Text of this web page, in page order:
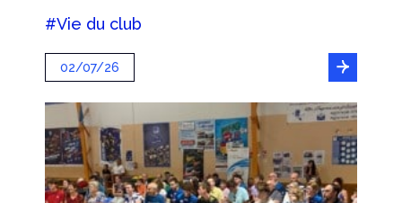
#Vie du club
02/07/26